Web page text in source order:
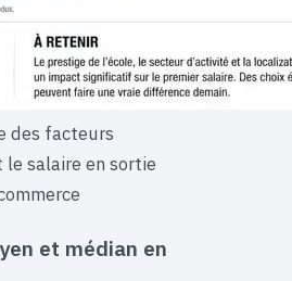
des facteurs
salaire en sortie
et médian en